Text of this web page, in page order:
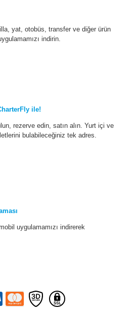
yat, otobüs, transfer ve diğer ürün
indirin.
ile!
rezerve edin, satın alın. Yurt içi ve
bulabileceğiniz tek adres.
uygulamamızı indirerek